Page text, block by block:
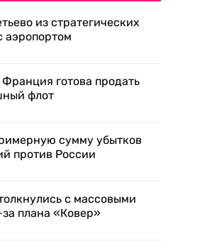
из стратегических
аэропортом
готова продать
флот
сумму убытков
против России
с массовыми
плана «Ковер»